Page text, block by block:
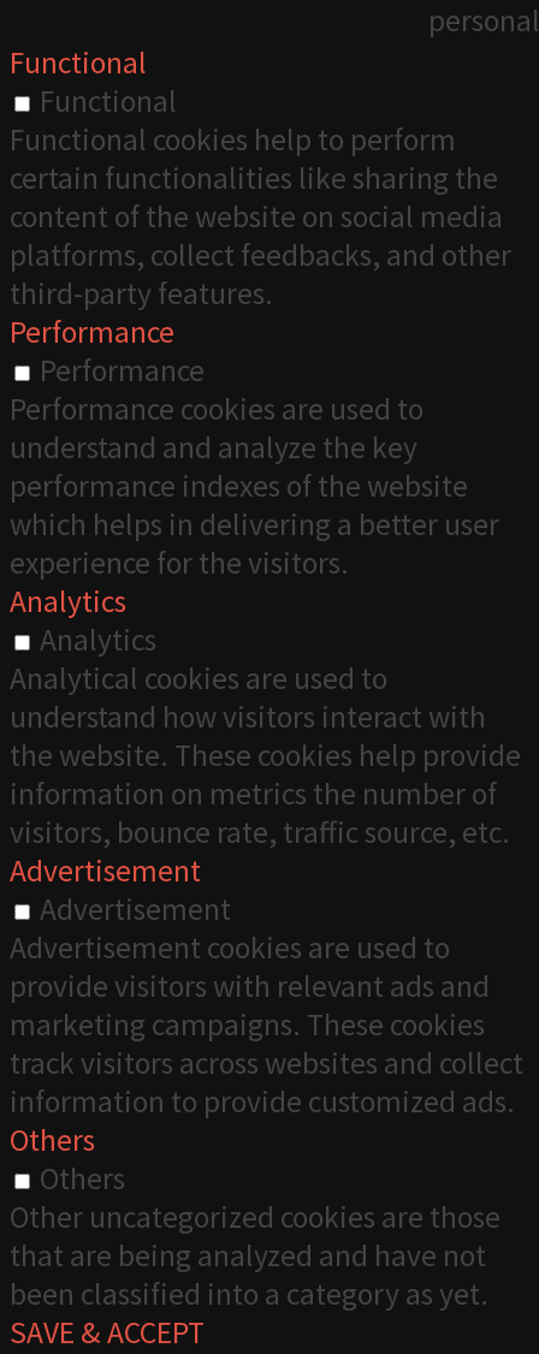
Functional
Functional
Functional cookies help to perform
certain functionalities like sharing the
content of the website on social media
platforms, collect feedbacks, and other
third-party features.
Performance
Performance
Performance cookies are used to
understand and analyze the key
performance indexes of the website
which helps in delivering a better user
experience for the visitors.
Analytics
Analytics
Analytical cookies are used to
understand how visitors interact with
the website. These cookies help provide
information on metrics the number of
visitors, bounce rate, traffic source, etc.
Advertisement
Advertisement
Advertisement cookies are used to
provide visitors with relevant ads and
marketing campaigns. These cookies
track visitors across websites and collect
information to provide customized ads.
Others
Others
Other uncategorized cookies are those
that are being analyzed and have not
been classified into a category as yet.
SAVE & ACCEPT